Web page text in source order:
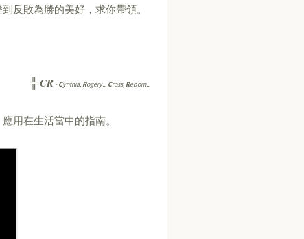
反敗為勝的美好，求你帶領。
╬CR -Cynthia, Rogery... Cross, Reborn...
用在生活當中的指南。